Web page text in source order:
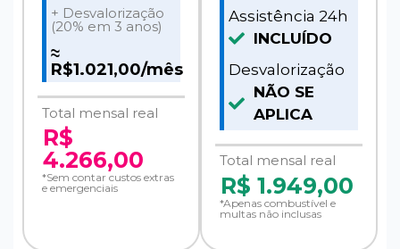
+ Desvalorização
(20% em 3 anos)
≈
R$1.021,00/mês
Total mensal real
R$
4.266,00
*Sem contar custos extras
e emergenciais
Assistência 24h
INCLUÍDO
Desvalorização
NÃO SE
APLICA
Total mensal real
R$ 1.949,00
*Apenas combustível e
multas não inclusas